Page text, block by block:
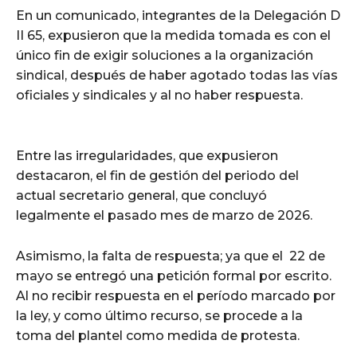
En un comunicado, integrantes de la Delegación D
II 65, expusieron que la medida tomada es con el
único fin de exigir soluciones a la organización
sindical, después de haber agotado todas las vías
oficiales y sindicales y al no haber respuesta.
Entre las irregularidades, que expusieron
destacaron, el fin de gestión del periodo del
actual secretario general, que concluyó
legalmente el pasado mes de marzo de 2026.
Asimismo, la falta de respuesta; ya que el 22 de
mayo se entregó una petición formal por escrito.
Al no recibir respuesta en el período marcado por
la ley, y como último recurso, se procede a la
toma del plantel como medida de protesta.